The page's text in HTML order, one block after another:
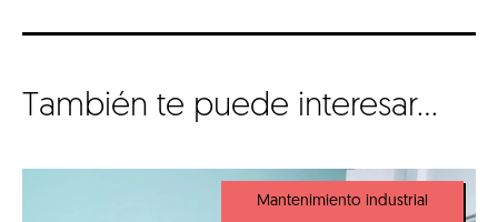
También te puede interesar...
Mantenimiento industrial